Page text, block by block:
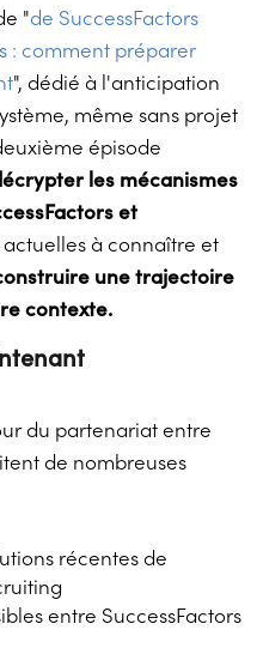
"de SuccessFactors
: comment préparer
", dédié à l'anticipation
même sans projet
épisode
les mécanismes
et
actuelles à connaître et
une trajectoire
contexte.
du partenariat entre
de nombreuses
récentes de
entre SuccessFactors